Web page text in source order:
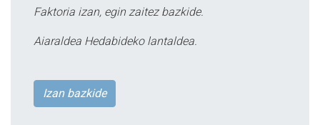
Faktoria izan, egin zaitez bazkide.
Aiaraldea Hedabideko lantaldea.
Izan bazkide